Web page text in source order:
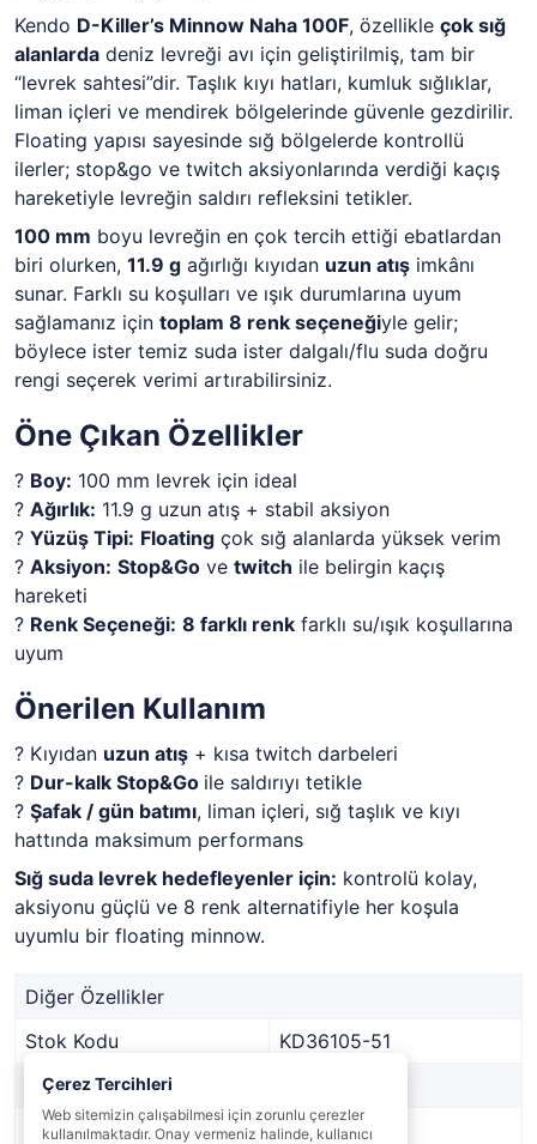
Kendo D-Killer’s Minnow Naha 100F, özellikle çok sığ
alanlarda deniz levreği avı için geliştirilmiş, tam bir
“levrek sahtesi”dir. Taşlık kıyı hatları, kumluk sığlıklar,
liman içleri ve mendirek bölgelerinde güvenle gezdirilir.
Floating yapısı sayesinde sığ bölgelerde kontrollü
ilerler; stop&go ve twitch aksiyonlarında verdiği kaçış
hareketiyle levreğin saldırı refleksini tetikler.
100 mm boyu levreğin en çok tercih ettiği ebatlardan
biri olurken, 11.9 g ağırlığı kıyıdan uzun atış imkânı
sunar. Farklı su koşulları ve ışık durumlarına uyum
sağlamanız için toplam 8 renk seçeneğiyle gelir;
böylece ister temiz suda ister dalgalı/flu suda doğru
rengi seçerek verimi artırabilirsiniz.
Öne Çıkan Özellikler
? Boy: 100 mm levrek için ideal
? Ağırlık: 11.9 g uzun atış + stabil aksiyon
? Yüzüş Tipi: Floating çok sığ alanlarda yüksek verim
? Aksiyon: Stop&Go ve twitch ile belirgin kaçış
hareketi
? Renk Seçeneği: 8 farklı renk farklı su/ışık koşullarına
uyum
Önerilen Kullanım
? Kıyıdan uzun atış + kısa twitch darbeleri
? Dur-kalk Stop&Go ile saldırıyı tetikle
? Şafak / gün batımı, liman içleri, sığ taşlık ve kıyı
hattında maksimum performans
Sığ suda levrek hedefleyenler için: kontrolü kolay,
aksiyonu güçlü ve 8 renk alternatifiyle her koşula
uyumlu bir floating minnow.
Diğer Özellikler
Stok Kodu
KD36105-51
Marka
Stok Durumu
Var
Çerez Tercihleri
Web sitemizin çalışabilmesi için zorunlu çerezler
kullanılmaktadır. Onay vermeniz halinde, kullanıcı